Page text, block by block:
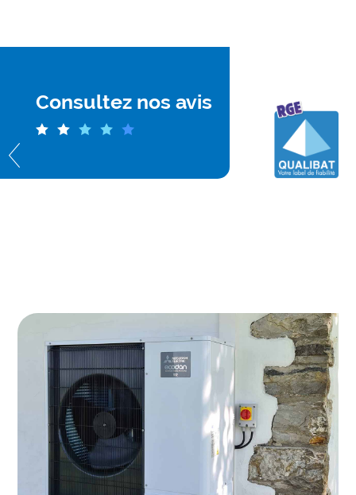
Consultez nos avis